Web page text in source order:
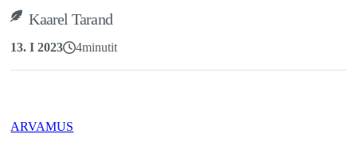
Kaarel Tarand
13. I 2023 4minutit
ARVAMUS